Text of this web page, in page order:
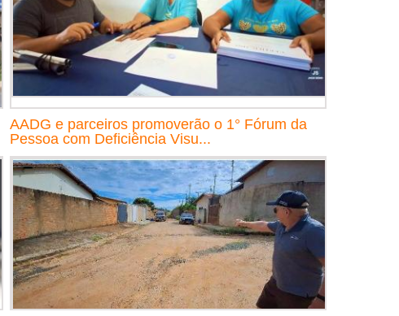
AADG e parceiros promoverão o 1° Fórum da
Pessoa com Deficiência Visu...